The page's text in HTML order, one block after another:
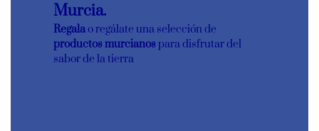
Murcia.
Regalao regálate una selección de
productos murcianospara disfrutar del
sabor de la tierra